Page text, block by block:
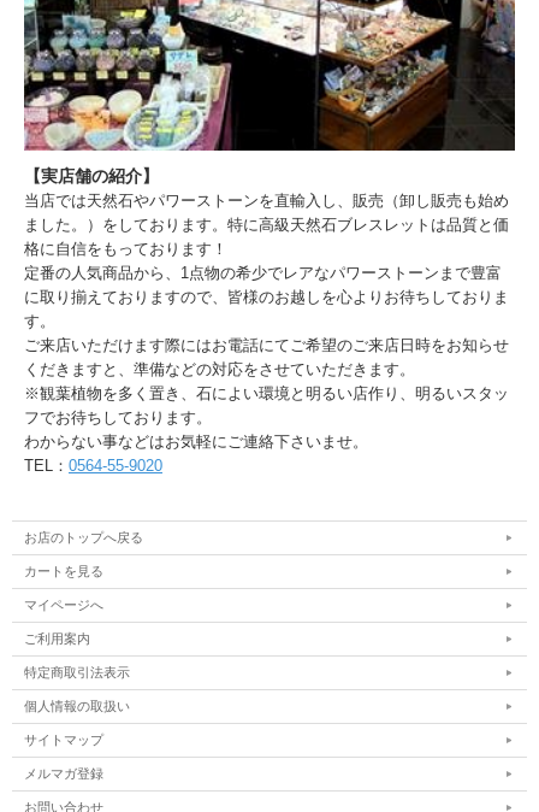
【実店舗の紹介】
当店では天然石やパワーストーンを直輸入し、販売（卸し販売も始め
ました。）をしております。特に高級天然石ブレスレットは品質と価
格に自信をもっております！
定番の人気商品から、1点物の希少でレアなパワーストーンまで豊富
に取り揃えておりますので、皆様のお越しを心よりお待ちしておりま
す。
ご来店いただけます際にはお電話にてご希望のご来店日時をお知らせ
くだきますと、準備などの対応をさせていただきます。
※観葉植物を多く置き、石によい環境と明るい店作り、明るいスタッ
フでお待ちしております。
わからない事などはお気軽にご連絡下さいませ。
TEL： 0564-55-9020
お店のトップへ戻る
カートを見る
マイページへ
ご利用案内
特定商取引法表示
個人情報の取扱い
サイトマップ
メルマガ登録
お問い合わせ